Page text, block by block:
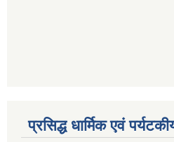
प्रसिद्ध धार्मिक एवं